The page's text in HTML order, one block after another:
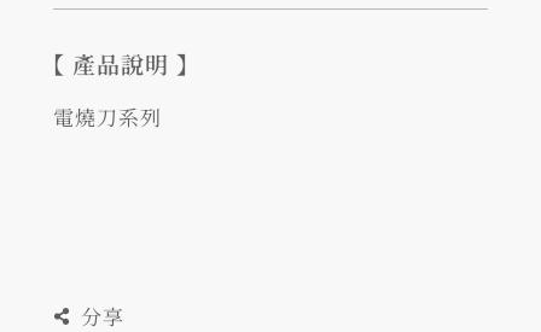
【 產品說明 】
電燒刀系列
分享